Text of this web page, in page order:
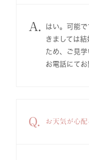
A.
はい。可能
きましては
ため、ご見学
お電話にてお
Q. お天気が心